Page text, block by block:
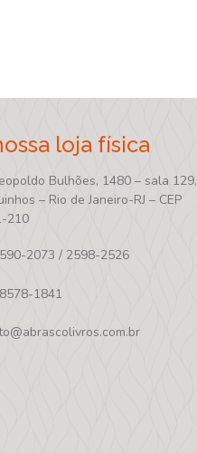
loja física
Bulhões, 1480 – sala 129,
– Rio de Janeiro-RJ – CEP
210
2073 / 2598-2526
1841